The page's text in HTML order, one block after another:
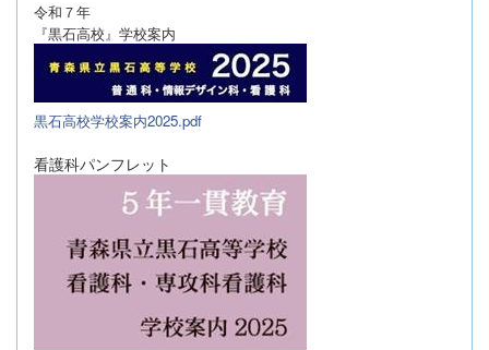
令和７年
『黒石高校』学校案内
黒石高校学校案内2025.pdf
看護科パンフレット